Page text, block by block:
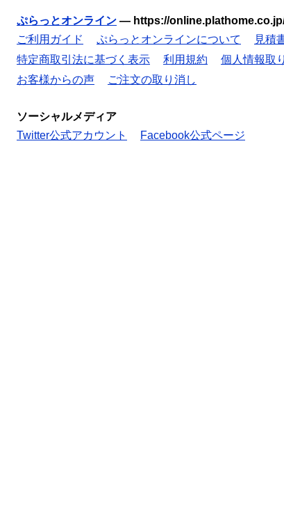
ぷらっとオンライン — https://
ご利用ガイド
ぷらっとオンラインについて 見積
特定商取引法に基づく表示
利用規約 個人情報取
お客様からの声
ご注文の取り消し
ソーシャルメディア
Twitter公式アカウント
Facebook公式ページ